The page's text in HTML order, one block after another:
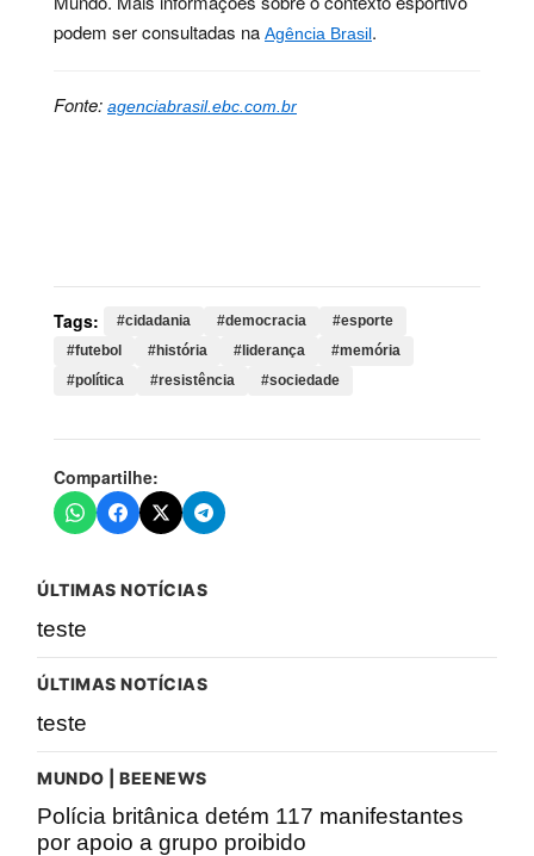
podem ser consultadas na Agência Brasil.
Fonte: agenciabrasil.ebc.com.br
Tags: #cidadania #democracia
#esporte
#futebol
#história #liderança
#memória
#política
#resistência #sociedade
Compartilhe:
ÚLTIMAS NOTÍCIAS
teste
ÚLTIMAS NOTÍCIAS
teste
MUNDO | BEENEWS
Polícia britânica detém 117 manifestantes
por apoio a grupo proibido